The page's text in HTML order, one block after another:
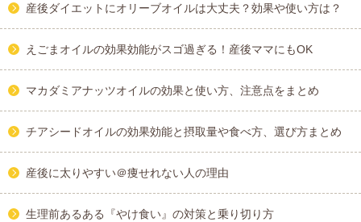
産後ダイエットにオリーブオイルは大丈夫？効果や使い方は？
えごまオイルの効果効能がスゴ過ぎる！産後ママにもOK
マカダミアナッツオイルの効果と使い方、注意点をまとめ
チアシードオイルの効果効能と摂取量や食べ方、選び方まとめ
産後に太りやすい＠痩せれない人の理由
生理前あるある『やけ食い』の対策と乗り切り方